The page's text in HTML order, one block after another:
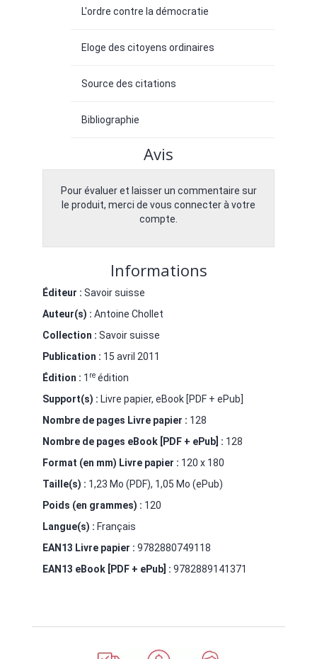
L'ordre contre la démocratie
Eloge des citoyens ordinaires
Source des citations
Bibliographie
Avis
Pour évaluer et laisser un commentaire sur
le produit, merci de vous connecter à votre
compte.
Informations
Éditeur : Savoir suisse
Auteur(s) : Antoine Chollet
Collection : Savoir suisse
Publication : 15 avril 2011
Édition : 1 re édition
Support(s) : Livre papier, eBook [PDF + ePub]
Nombre de pages Livre papier : 128
Nombre de pages eBook [PDF + ePub] : 128
Format (en mm) Livre papier : 120 x 180
Taille(s) : 1,23 Mo (PDF), 1,05 Mo (ePub)
Poids (en grammes) : 120
Langue(s) : Français
EAN13 Livre papier : 9782880749118
EAN13 eBook [PDF + ePub] : 9782889141371